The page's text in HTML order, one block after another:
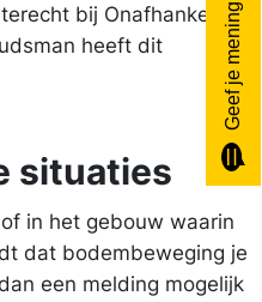
bij Onafhankelijke
heeft dit
situaties
in het gebouw waarin
dat bodembeweging je
een melding mogelijk
Geef je mening